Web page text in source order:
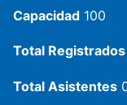
Capacidad 100
Total Registrados
Total Asistentes